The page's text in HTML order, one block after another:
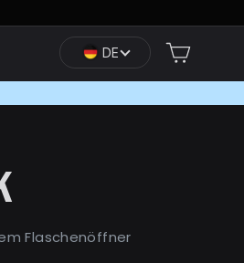
DE
Flaschenöffner